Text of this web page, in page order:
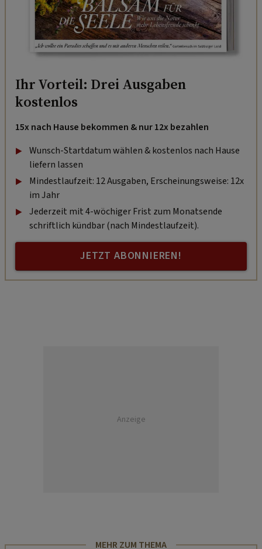
Ihr Vorteil: Drei Ausgaben
kostenlos
15x nach Hause bekommen & nur 12x bezahlen
Wunsch-Startdatum wählen & kostenlos nach Hause
liefern lassen
Mindestlaufzeit: 12 Ausgaben, Erscheinungsweise: 12x
im Jahr
Jederzeit mit 4-wöchiger Frist zum Monatsende
schriftlich kündbar (nach Mindestlaufzeit).
JETZT ABONNIEREN!
Anzeige
MEHR ZUM THEMA